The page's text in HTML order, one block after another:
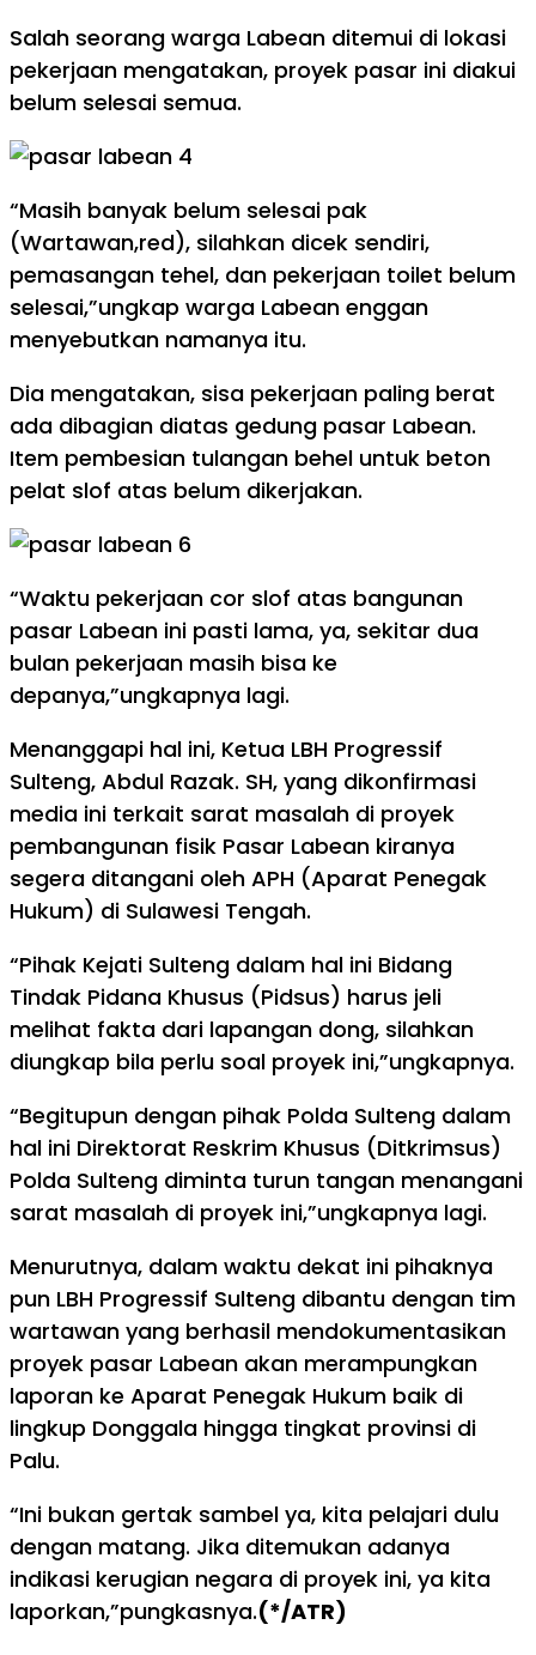
Salah seorang warga Labean ditemui di lokasi
pekerjaan mengatakan, proyek pasar ini diakui
belum selesai semua.
“Masih banyak belum selesai pak
(Wartawan,red), silahkan dicek sendiri,
pemasangan tehel, dan pekerjaan toilet belum
selesai,”ungkap warga Labean enggan
menyebutkan namanya itu.
Dia mengatakan, sisa pekerjaan paling berat
ada dibagian diatas gedung pasar Labean.
Item pembesian tulangan behel untuk beton
pelat slof atas belum dikerjakan.
“Waktu pekerjaan cor slof atas bangunan
pasar Labean ini pasti lama, ya, sekitar dua
bulan pekerjaan masih bisa ke
depanya,”ungkapnya lagi.
Menanggapi hal ini, Ketua LBH Progressif
Sulteng, Abdul Razak. SH, yang dikonfirmasi
media ini terkait sarat masalah di proyek
pembangunan fisik Pasar Labean kiranya
segera ditangani oleh APH (Aparat Penegak
Hukum) di Sulawesi Tengah.
“Pihak Kejati Sulteng dalam hal ini Bidang
Tindak Pidana Khusus (Pidsus) harus jeli
melihat fakta dari lapangan dong, silahkan
diungkap bila perlu soal proyek ini,”ungkapnya.
“Begitupun dengan pihak Polda Sulteng dalam
hal ini Direktorat Reskrim Khusus (Ditkrimsus)
Polda Sulteng diminta turun tangan menangani
sarat masalah di proyek ini,”ungkapnya lagi.
Menurutnya, dalam waktu dekat ini pihaknya
pun LBH Progressif Sulteng dibantu dengan tim
wartawan yang berhasil mendokumentasikan
proyek pasar Labean akan merampungkan
laporan ke Aparat Penegak Hukum baik di
lingkup Donggala hingga tingkat provinsi di
Palu.
“Ini bukan gertak sambel ya, kita pelajari dulu
dengan matang. Jika ditemukan adanya
indikasi kerugian negara di proyek ini, ya kita
laporkan,”pungkasnya.(*/ATR)